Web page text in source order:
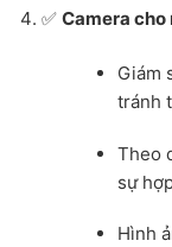
✅ Camera cho
Giám
tránh
Theo
sự
Hình